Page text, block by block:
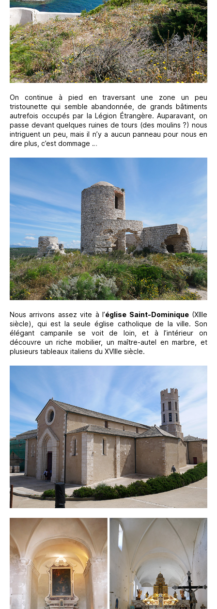
On continue à pied en traversant une zone un peu
tristounette qui semble abandonnée, de grands bâtiments
autrefois occupés par la Légion Étrangère. Auparavant, on
passe devant quelques ruines de tours (des moulins ?) nous
intriguent un peu, mais il n’y a aucun panneau pour nous en
dire plus, c’est dommage …
Nous arrivons assez vite à l’église Saint-Dominique(XIIIe
siècle), qui est la seule église catholique de la ville. Son
élégant campanile se voit de loin, et à l’intérieur on
découvre un riche mobilier, un maître-autel en marbre, et
plusieurs tableaux italiens du XVIIIe siècle.